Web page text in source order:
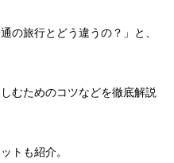
の旅行とどう違うの？」と、
むためのコツなどを徹底解説
トも紹介。